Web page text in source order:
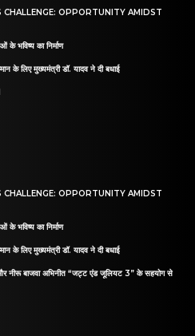
CHALLENGE: OPPORTUNITY AMIDST
के भविष्य का निर्माण
के लिए मुख्यमंत्री डॉ. यादव ने दी बधाई
CHALLENGE: OPPORTUNITY AMIDST
के भविष्य का निर्माण
के लिए मुख्यमंत्री डॉ. यादव ने दी बधाई
और नीरू बाजवा अभिनीत “जट्ट एंड जूलियट 3” के सहयोग से